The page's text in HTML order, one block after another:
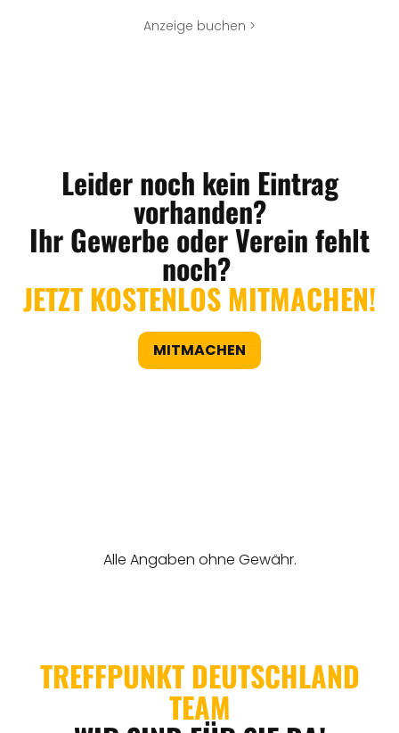
Anzeige buchen >
Leider noch kein Eintrag
vorhanden?
Ihr Gewerbe oder Verein fehlt
noch?
JETZT KOSTENLOS MITMACHEN!
MITMACHEN